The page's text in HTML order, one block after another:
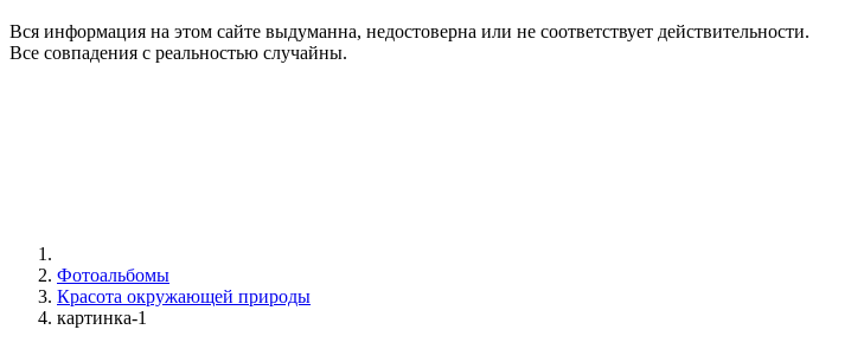
Вся информация на этом сайте выдуманна, недостоверна или не соответствует действительности.
Все совпадения с реальностью случайны.
Фотоальбомы
Красота окружающей природы
картинка-1